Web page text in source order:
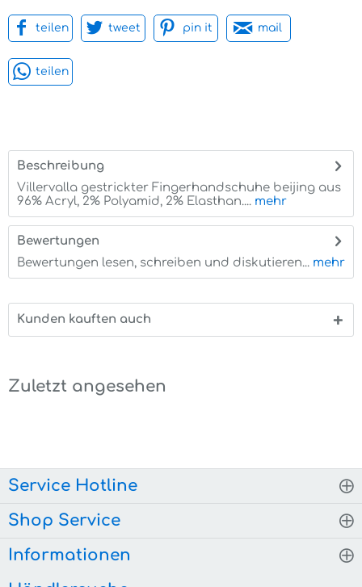
teilen tweet pin it mail
teilen
Beschreibung
Villervalla gestrickter Fingerhandschuhe beijing aus
96% Acryl, 2% Polyamid, 2% Elasthan.... mehr
Bewertungen
Bewertungen lesen, schreiben und diskutieren... mehr
Kunden kauften auch
Zuletzt angesehen
Service Hotline
Shop Service
Informationen